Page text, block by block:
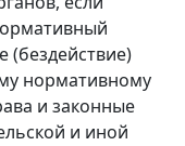
(бездействие)
нормативному
и законные
и иной